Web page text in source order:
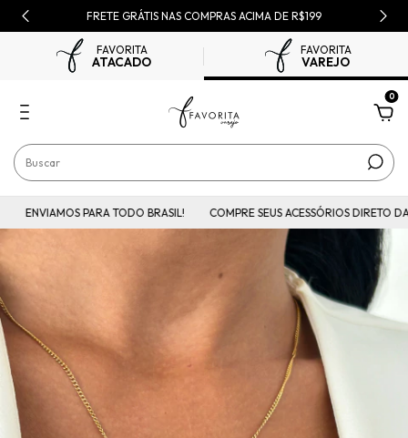
FRETE GRÁTIS NAS COMPRAS ACIMA DE R$199
FAVORITA
ATACADO
FAVORITA
VAREJO
0
ENVIAMOS PARA TODO BRASIL! COMPRE SEUS ACESSÓRIOS DIRETO DA